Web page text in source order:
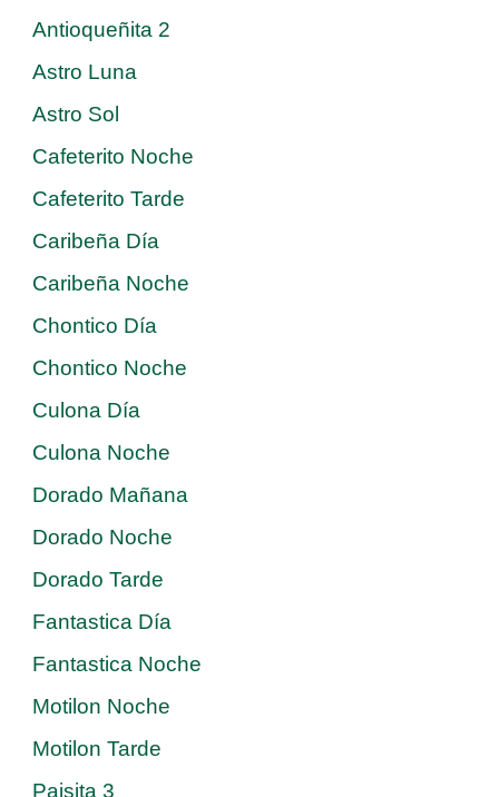
Antioqueñita 2
Astro Luna
Astro Sol
Cafeterito Noche
Cafeterito Tarde
Caribeña Día
Caribeña Noche
Chontico Día
Chontico Noche
Culona Día
Culona Noche
Dorado Mañana
Dorado Noche
Dorado Tarde
Fantastica Día
Fantastica Noche
Motilon Noche
Motilon Tarde
Paisita 3